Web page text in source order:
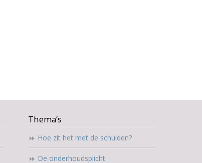
Thema’s
Hoe zit het met de schulden?
De onderhoudsplicht